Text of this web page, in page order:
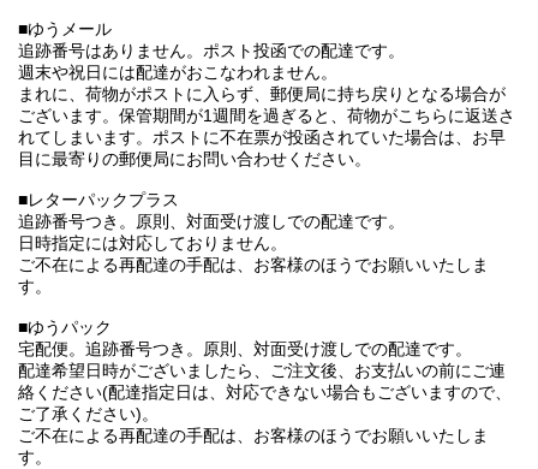
■ゆうメール
追跡番号はありません。ポスト投函での配達です。
週末や祝日には配達がおこなわれません。
まれに、荷物がポストに入らず、郵便局に持ち戻りとなる場合が
ございます。保管期間が1週間を過ぎると、荷物がこちらに返送さ
れてしまいます。ポストに不在票が投函されていた場合は、お早
目に最寄りの郵便局にお問い合わせください。
■レターパックプラス
追跡番号つき。原則、対面受け渡しでの配達です。
日時指定には対応しておりません。
ご不在による再配達の手配は、お客様のほうでお願いいたしま
す。
■ゆうパック
宅配便。追跡番号つき。原則、対面受け渡しでの配達です。
配達希望日時がございましたら、ご注文後、お支払いの前にご連
絡ください(配達指定日は、対応できない場合もございますので、
ご了承ください)。
ご不在による再配達の手配は、お客様のほうでお願いいたしま
す。